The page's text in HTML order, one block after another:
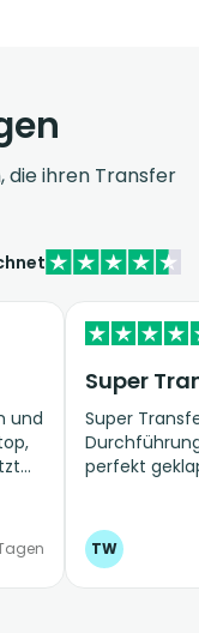
die ihren Transfer
und
Super
Super
perfekt
TW